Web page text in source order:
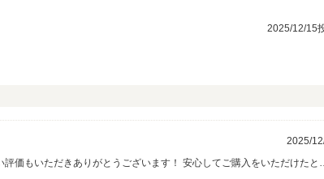
2025/12/15
2025/